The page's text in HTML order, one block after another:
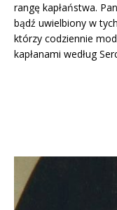
rangę kapłaństwa.
bądź uwielbiony w
którzy codziennie
kapłanami według